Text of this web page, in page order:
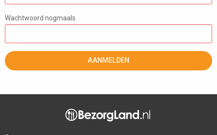
Wachtwoord nogmaals
AANMELDEN